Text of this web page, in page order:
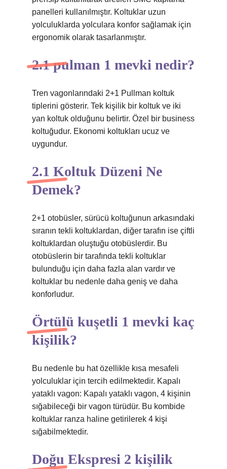
panelleri kullanılmıştır. Koltuklar uzun
yolculuklarda yolculara konfor sağlamak için
ergonomik olarak tasarlanmıştır.
2.1 pulman 1 mevki nedir?
Tren vagonlarındaki 2+1 Pullman koltuk
tiplerini gösterir. Tek kişilik bir koltuk ve iki
yan koltuk olduğunu belirtir. Özel bir business
koltuğudur. Ekonomi koltukları ucuz ve
uygundur.
2.1 Koltuk Düzeni Ne
Demek?
2+1 otobüsler, sürücü koltuğunun arkasındaki
sıranın tekli koltuklardan, diğer tarafın ise çiftli
koltuklardan oluştuğu otobüslerdir. Bu
otobüslerin bir tarafında tekli koltuklar
bulunduğu için daha fazla alan vardır ve
koltuklar bu nedenle daha geniş ve daha
konforludur.
Örtülü kuşetli 1 mevki kaç
kişilik?
Bu nedenle bu hat özellikle kısa mesafeli
yolculuklar için tercih edilmektedir. Kapalı
yataklı vagon: Kapalı yataklı vagon, 4 kişinin
sığabileceği bir vagon türüdür. Bu kombide
koltuklar ranza haline getirilerek 4 kişi
sığabilmektedir.
Doğu Ekspresi 2 kişilik